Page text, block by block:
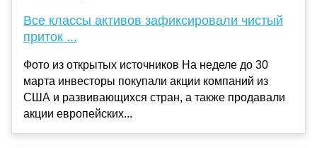
Все классы активов зафиксировали чистый
приток ...
Фото из открытых источников На неделе до 30
марта инвесторы покупали акции компаний из
США и развивающихся стран, а также продавали
акции европейских...